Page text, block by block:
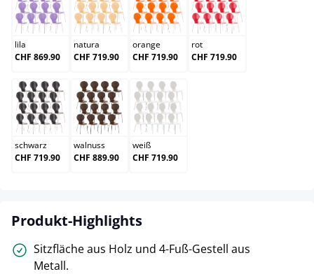
lila
lila
CHF 869.90
natura
natura
CHF 719.90
orange
orange
CHF 719.90
rot
rot
CHF 719.90
schwarz
schwarz
CHF 719.90
walnuss
walnuss
CHF 889.90
weiß
weiß
CHF 719.90
Produkt-Highlights
Sitzfläche aus Holz und 4-Fuß-Gestell aus
Metall.